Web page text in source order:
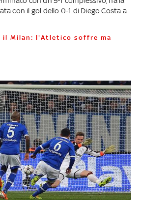
con il gol dello 0-1 di Diego Costa a